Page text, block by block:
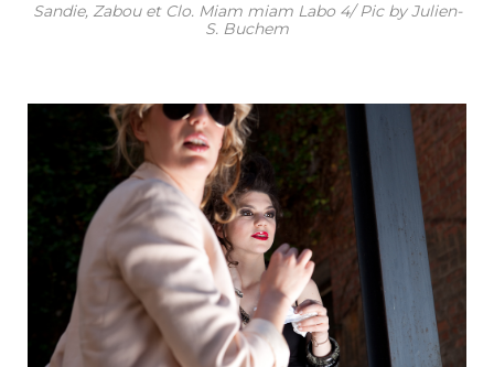
Sandie, Zabou et Clo. Miam miam Labo 4/ Pic by Julien-
S. Buchem